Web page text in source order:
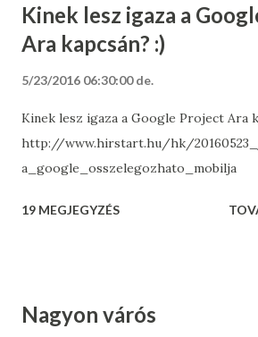
Kinek lesz igaza a
Ara kapcsán? :)
5/23/2016 06:30:00 de.
Kinek lesz igaza a Google Project Ara
http://www.hirstart.hu/hk/
a_google_osszelegozhato_mobilja
19 MEGJEGYZÉS
Nagyon várós